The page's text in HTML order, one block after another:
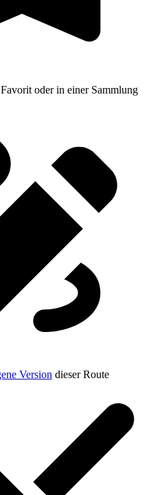
oder in einer Sammlung
Version dieser Route